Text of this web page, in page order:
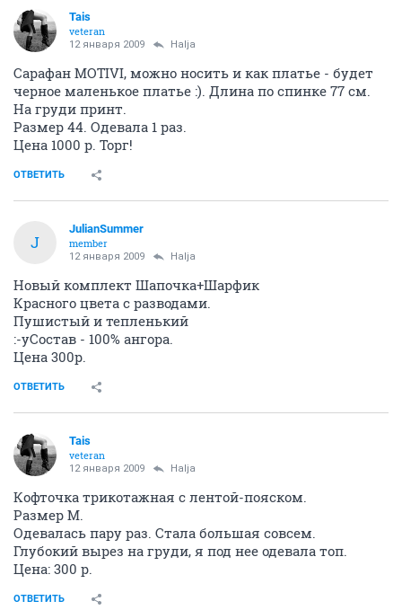
Tais
veteran
12 января 2009 Halja
Сарафан MOTIVI, можно носить и как платье - будет
черное маленькое платье :). Длина по спинке 77 см.
На груди принт.
Размер 44. Одевала 1 раз.
Цена 1000 р. Торг!
ОТВЕТИТЬ
J
JulianSummer
member
12 января 2009 Halja
Новый комплект Шапочка+Шарфик
Красного цвета с разводами.
Пушистый и тепленький
:-yСостав - 100% ангора.
Цена 300р.
ОТВЕТИТЬ
Tais
veteran
12 января 2009 Halja
Кофточка трикотажная с лентой-пояском.
Размер М.
Одевалась пару раз. Стала большая совсем.
Глубокий вырез на груди, я под нее одевала топ.
Цена: 300 р.
ОТВЕТИТЬ